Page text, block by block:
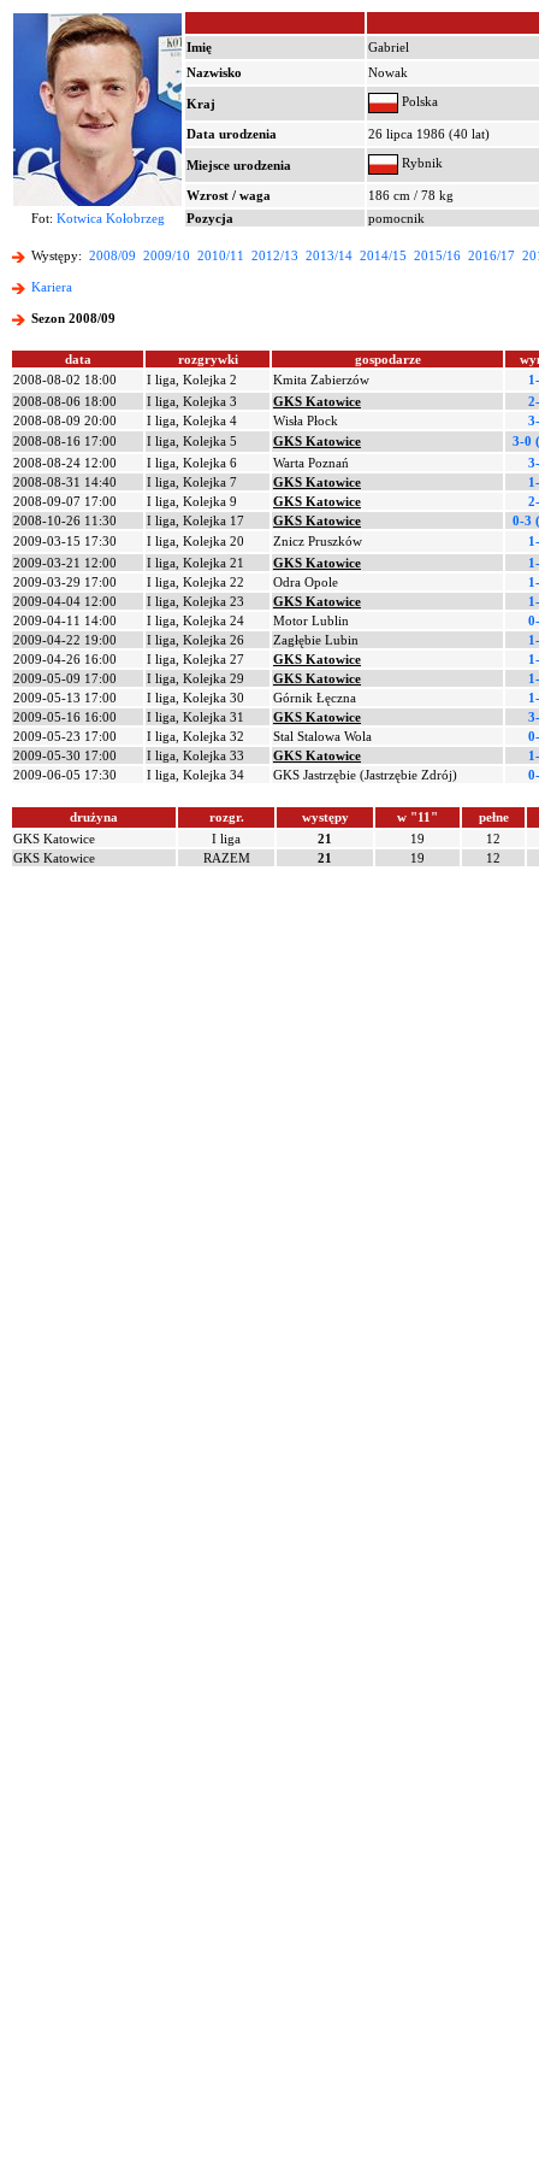
Imię
Gabriel
Nazwisko
Nowak
Kraj Polska
Data urodzenia 26 lipca 1986 (40 lat)
Miejsce urodzenia Rybnik
Wzrost / waga
186 cm / 78 kg
Fot: Kotwica Kołobrzeg Pozycja pomocnik
Występy: 2008/09 2009/10 2010/11 2012/13 2013/14 2014/15 2015/16 2016/17
Kariera
Sezon 2008/09
data rozgrywki gospodarze
2008-08-02 18:00
I liga, Kolejka 2 Kmita Zabierzów
2008-08-06 18:00
I liga, Kolejka 3 GKS Katowice
2008-08-09 20:00
I liga, Kolejka 4 Wisła Płock
2008-08-16 17:00
I liga, Kolejka 5 GKS Katowice
3-0
2008-08-24 12:00
I liga, Kolejka 6 Warta Poznań
2008-08-31 14:40
I liga, Kolejka 7 GKS Katowice
2008-09-07 17:00
I liga, Kolejka 9 GKS Katowice
2008-10-26 11:30
I liga, Kolejka 17 GKS Katowice
0-3
2009-03-15 17:30
I liga, Kolejka 20 Znicz Pruszków
2009-03-21 12:00
I liga, Kolejka 21 GKS Katowice
2009-03-29 17:00
I liga, Kolejka 22 Odra Opole
2009-04-04 12:00
I liga, Kolejka 23 GKS Katowice
2009-04-11 14:00
I liga, Kolejka 24 Motor Lublin
2009-04-22 19:00
I liga, Kolejka 26 Zagłębie Lubin
2009-04-26 16:00
I liga, Kolejka 27 GKS Katowice
2009-05-09 17:00
I liga, Kolejka 29 GKS Katowice
2009-05-13 17:00
I liga, Kolejka 30 Górnik Łęczna
2009-05-16 16:00
I liga, Kolejka 31 GKS Katowice
2009-05-23 17:00
I liga, Kolejka 32 Stal Stalowa Wola
2009-05-30 17:00
I liga, Kolejka 33 GKS Katowice
2009-06-05 17:30
I liga, Kolejka 34 GKS Jastrzębie (Jastrzębie Zdrój)
drużyna rozgr. występy w "11"
pełne
GKS Katowice
I liga 21 19
12
GKS Katowice
RAZEM 21 19 12